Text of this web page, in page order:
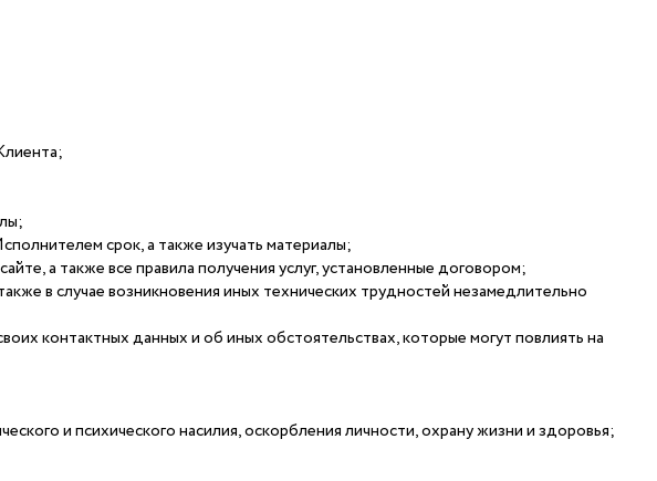
срок, а также изучать материалы;
а также все правила получения услуг, установленные договором;
в случае возникновения иных технических трудностей незамедлительно
контактных данных и об иных обстоятельствах, которые могут повлиять на
и психического насилия, оскорбления личности, охрану жизни и здоровья;